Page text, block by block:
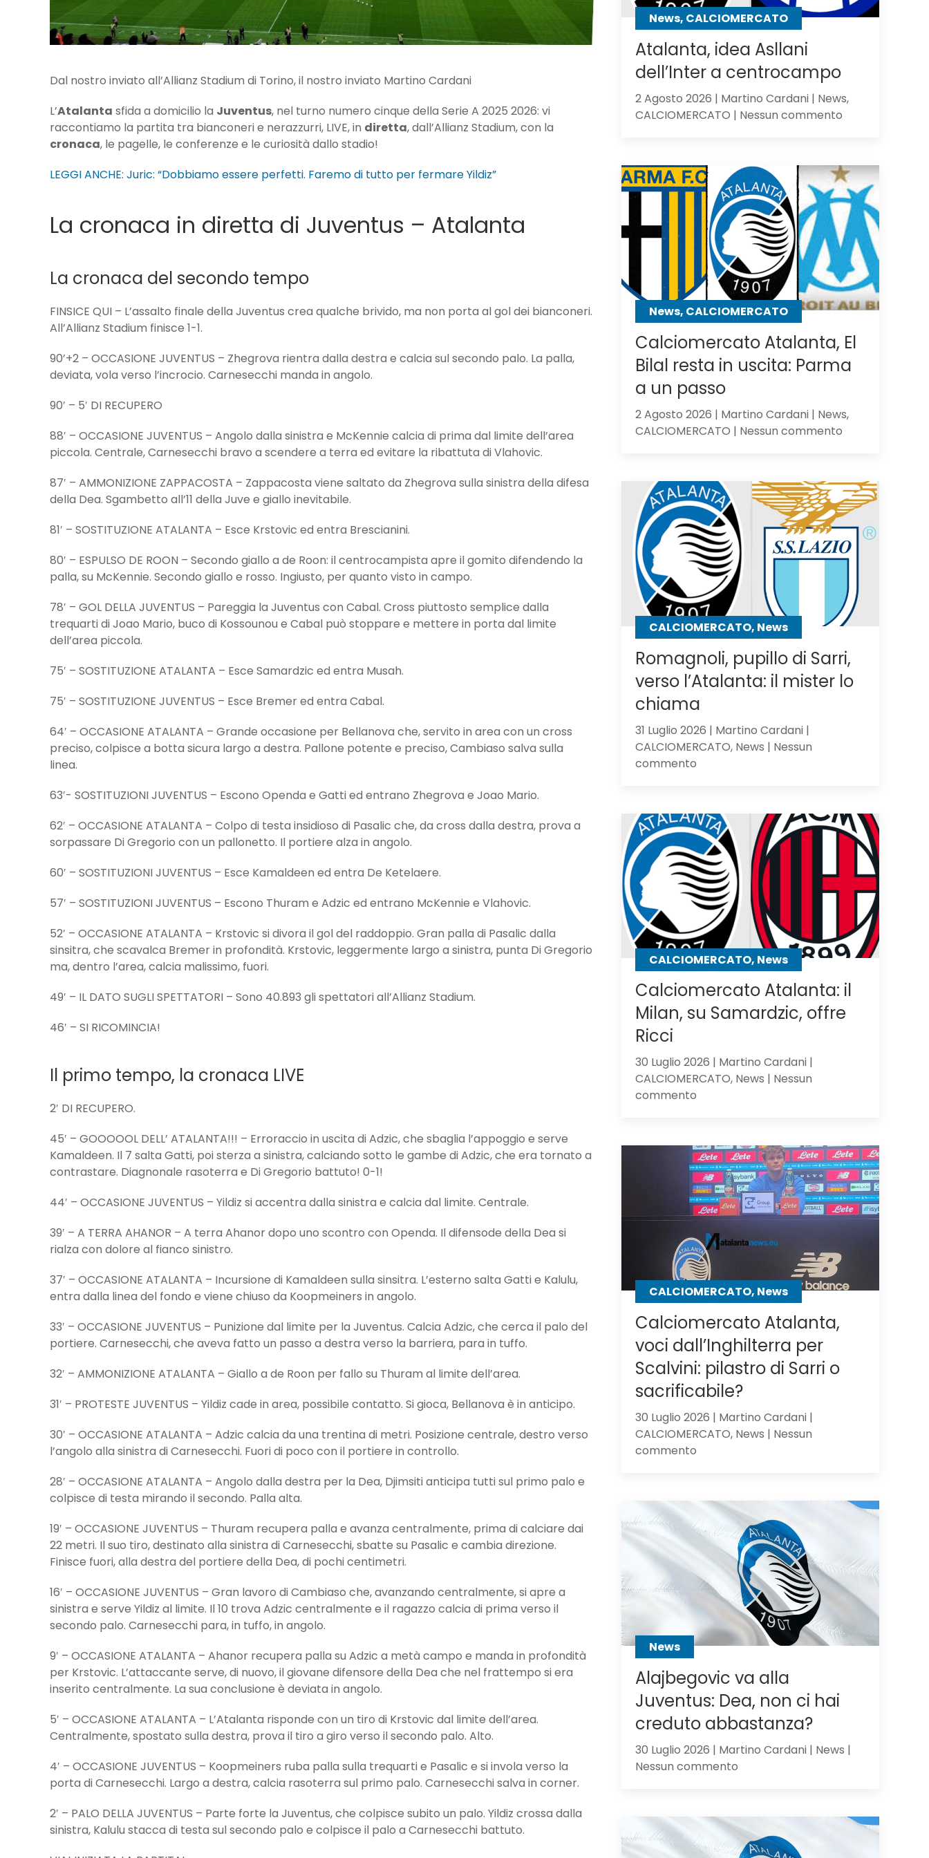
Dal nostro inviato all’Allianz Stadium di Torino, il nostro inviato Martino Cardani
L’Atalanta sfida a domicilio la Juventus, nel turno numero cinque della Serie A 2025 2026: vi
raccontiamo la partita tra bianconeri e nerazzurri, LIVE, in diretta, dall’Allianz Stadium, con la
cronaca, le pagelle, le conferenze e le curiosità dallo stadio!
LEGGI ANCHE: Juric: “Dobbiamo essere perfetti. Faremo di tutto per fermare Yildiz”
La cronaca in diretta di Juventus – Atalanta
La cronaca del secondo tempo
FINSICE QUI – L’assalto finale della Juventus crea qualche brivido, ma non porta al gol dei bianconeri.
All’Allianz Stadium finisce 1-1.
90’+2 – OCCASIONE JUVENTUS – Zhegrova rientra dalla destra e calcia sul secondo palo. La palla,
deviata, vola verso l’incrocio. Carnesecchi manda in angolo.
90′ – 5′ DI RECUPERO
88′ – OCCASIONE JUVENTUS – Angolo dalla sinistra e McKennie calcia di prima dal limite dell’area
piccola. Centrale, Carnesecchi bravo a scendere a terra ed evitare la ribattuta di Vlahovic.
87′ – AMMONIZIONE ZAPPACOSTA – Zappacosta viene saltato da Zhegrova sulla sinistra della difesa
della Dea. Sgambetto all’11 della Juve e giallo inevitabile.
81′ – SOSTITUZIONE ATALANTA – Esce Krstovic ed entra Brescianini.
80′ – ESPULSO DE ROON – Secondo giallo a de Roon: il centrocampista apre il gomito difendendo la
palla, su McKennie. Secondo giallo e rosso. Ingiusto, per quanto visto in campo.
78′ – GOL DELLA JUVENTUS – Pareggia la Juventus con Cabal. Cross piuttosto semplice dalla
trequarti di Joao Mario, buco di Kossounou e Cabal può stoppare e mettere in porta dal limite
dell’area piccola.
75′ – SOSTITUZIONE ATALANTA – Esce Samardzic ed entra Musah.
75′ – SOSTITUZIONE JUVENTUS – Esce Bremer ed entra Cabal.
64′ – OCCASIONE ATALANTA – Grande occasione per Bellanova che, servito in area con un cross
preciso, colpisce a botta sicura largo a destra. Pallone potente e preciso, Cambiaso salva sulla
linea.
63′- SOSTITUZIONI JUVENTUS – Escono Openda e Gatti ed entrano Zhegrova e Joao Mario.
62′ – OCCASIONE ATALANTA – Colpo di testa insidioso di Pasalic che, da cross dalla destra, prova a
sorpassare Di Gregorio con un pallonetto. Il portiere alza in angolo.
60′ – SOSTITUZIONI JUVENTUS – Esce Kamaldeen ed entra De Ketelaere.
57′ – SOSTITUZIONI JUVENTUS – Escono Thuram e Adzic ed entrano McKennie e Vlahovic.
52′ – OCCASIONE ATALANTA – Krstovic si divora il gol del raddoppio. Gran palla di Pasalic dalla
sinsitra, che scavalca Bremer in profondità. Krstovic, leggermente largo a sinistra, punta Di Gregorio
ma, dentro l’area, calcia malissimo, fuori.
49′ – IL DATO SUGLI SPETTATORI – Sono 40.893 gli spettatori all’Allianz Stadium.
46′ – SI RICOMINCIA!
Il primo tempo, la cronaca LIVE
2′ DI RECUPERO.
45′ – GOOOOOL DELL’ ATALANTA!!! – Erroraccio in uscita di Adzic, che sbaglia l’appoggio e serve
Kamaldeen. Il 7 salta Gatti, poi sterza a sinistra, calciando sotto le gambe di Adzic, che era tornato a
contrastare. Diagnonale rasoterra e Di Gregorio battuto! 0-1!
44′ – OCCASIONE JUVENTUS – Yildiz si accentra dalla sinistra e calcia dal limite. Centrale.
39′ – A TERRA AHANOR – A terra Ahanor dopo uno scontro con Openda. Il difensode della Dea si
rialza con dolore al fianco sinistro.
37′ – OCCASIONE ATALANTA – Incursione di Kamaldeen sulla sinsitra. L’esterno salta Gatti e Kalulu,
entra dalla linea del fondo e viene chiuso da Koopmeiners in angolo.
33′ – OCCASIONE JUVENTUS – Punizione dal limite per la Juventus. Calcia Adzic, che cerca il palo del
portiere. Carnesecchi, che aveva fatto un passo a destra verso la barriera, para in tuffo.
32′ – AMMONIZIONE ATALANTA – Giallo a de Roon per fallo su Thuram al limite dell’area.
31′ – PROTESTE JUVENTUS – Yildiz cade in area, possibile contatto. Si gioca, Bellanova è in anticipo.
30′ – OCCASIONE ATALANTA – Adzic calcia da una trentina di metri. Posizione centrale, destro verso
l’angolo alla sinistra di Carnesecchi. Fuori di poco con il portiere in controllo.
28′ – OCCASIONE ATALANTA – Angolo dalla destra per la Dea, Djimsiti anticipa tutti sul primo palo e
colpisce di testa mirando il secondo. Palla alta.
19′ – OCCASIONE JUVENTUS – Thuram recupera palla e avanza centralmente, prima di calciare dai
22 metri. Il suo tiro, destinato alla sinistra di Carnesecchi, sbatte su Pasalic e cambia direzione.
Finisce fuori, alla destra del portiere della Dea, di pochi centimetri.
16′ – OCCASIONE JUVENTUS – Gran lavoro di Cambiaso che, avanzando centralmente, si apre a
sinistra e serve Yildiz al limite. Il 10 trova Adzic centralmente e il ragazzo calcia di prima verso il
secondo palo. Carnesecchi para, in tuffo, in angolo.
9′ – OCCASIONE ATALANTA – Ahanor recupera palla su Adzic a metà campo e manda in profondità
per Krstovic. L’attaccante serve, di nuovo, il giovane difensore della Dea che nel frattempo si era
inserito centralmente. La sua conclusione è deviata in angolo.
5′ – OCCASIONE ATALANTA – L’Atalanta risponde con un tiro di Krstovic dal limite dell’area.
Centralmente, spostato sulla destra, prova il tiro a giro verso il secondo palo. Alto.
4′ – OCCASIONE JUVENTUS – Koopmeiners ruba palla sulla trequarti e Pasalic e si invola verso la
porta di Carnesecchi. Largo a destra, calcia rasoterra sul primo palo. Carnesecchi salva in corner.
2′ – PALO DELLA JUVENTUS – Parte forte la Juventus, che colpisce subito un palo. Yildiz crossa dalla
sinistra, Kalulu stacca di testa sul secondo palo e colpisce il palo a Carnesecchi battuto.
contro
gli
News, CALCIOMERCATO
Atalanta, idea Asllani
dell’Inter a centrocampo
2 Agosto 2026 | Martino Cardani | News,
CALCIOMERCATO | Nessun commentosu
Asllani
dell’Inter
a
centrocampo
News, CALCIOMERCATO
Calciomercato Atalanta, El
Bilal resta in uscita: Parma
a un passo
2 Agosto 2026 | Martino Cardani | News,
CALCIOMERCATO | Nessun commentosu
El
Bilal
resta
in
uscita:
Parma
un
passo
CALCIOMERCATO, News
Romagnoli, pupillo di Sarri,
verso l’Atalanta: il mister lo
chiama
31 Luglio 2026 | Martino Cardani |
CALCIOMERCATO, News | Nessun
commentosu
di
Sarri,
verso
l’Atalanta:
il
mister
lo
chiama
CALCIOMERCATO, News
Calciomercato Atalanta: il
Milan, su Samardzic, offre
Ricci
30 Luglio 2026 | Martino Cardani |
CALCIOMERCATO, News | Nessun
commentosu
il
Milan,
su
Samardzic,
offre
CALCIOMERCATO, News
Calciomercato Atalanta,
voci dall’Inghilterra per
Scalvini: pilastro di Sarri o
sacrificabile?
30 Luglio 2026 | Martino Cardani |
CALCIOMERCATO, News | Nessun
commentosu
voci
dall’Inghilterra
per
Scalvini:
pilastro
di
Sarri
o
sacrificabile?
News
Alajbegovic va alla
Juventus: Dea, non ci hai
creduto abbastanza?
30 Luglio 2026 | Martino Cardani | News |
Nessun commentosu
alla
Juventus:
Dea,